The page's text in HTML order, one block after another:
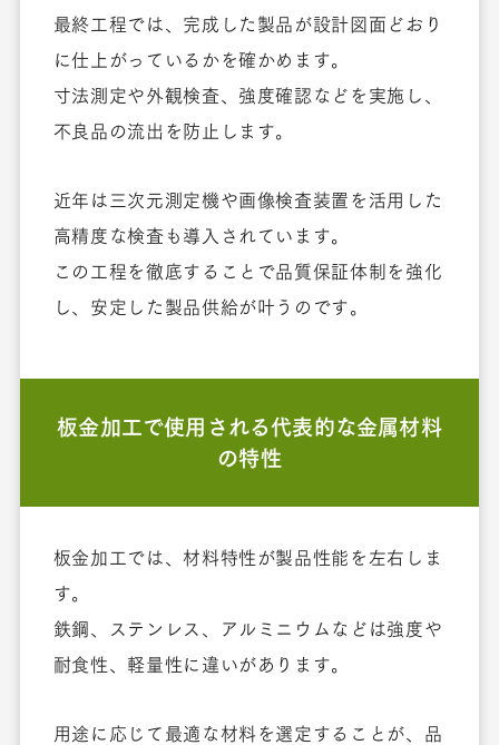
最終工程では、完成した製品が設計図面どおり
に仕上がっているかを確かめます。
寸法測定や外観検査、強度確認などを実施し、
不良品の流出を防止します。
近年は三次元測定機や画像検査装置を活用した
高精度な検査も導入されています。
この工程を徹底することで品質保証体制を強化
し、安定した製品供給が叶うのです。
板金加工で使用される代表的な金属材料
の特性
板金加工では、材料特性が製品性能を左右しま
す。
鉄鋼、ステンレス、アルミニウムなどは強度や
耐食性、軽量性に違いがあります。
用途に応じて最適な材料を選定することが、品